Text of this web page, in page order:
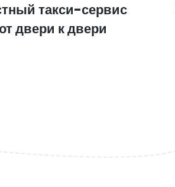
такси-сервис
двери к двери